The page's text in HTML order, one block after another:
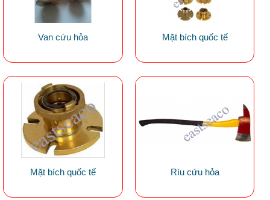
Van cứu hỏa Mặt bích quốc tế
Mặt bích quốc tế Rìu cứu hỏa